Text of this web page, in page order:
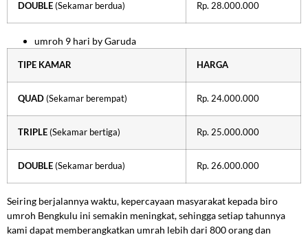
DOUBLE (Sekamar berdua) Rp. 28.000.000
umroh 9 hari by Garuda
TIPE KAMAR HARGA
QUAD (Sekamar berempat) Rp. 24.000.000
TRIPLE (Sekamar bertiga) Rp. 25.000.000
DOUBLE (Sekamar berdua) Rp. 26.000.000
Seiring berjalannya waktu, kepercayaan masyarakat kepada biro
umroh Bengkulu ini semakin meningkat, sehingga setiap tahunnya
kami dapat memberangkatkan umrah lebih dari 800 orang dan